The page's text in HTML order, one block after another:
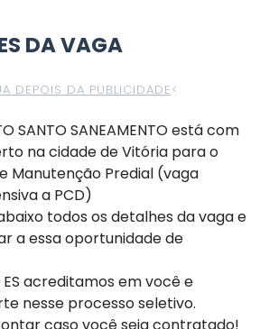
DA VAGA
DEPOIS DA PUBLICIDADE<
SANTO SANEAMENTO está com
na cidade de Vitória para o
Manutenção Predial (vaga
a PCD)
todos os detalhes da vaga e
a essa oportunidade de
ES acreditamos em você e
nesse processo seletivo.